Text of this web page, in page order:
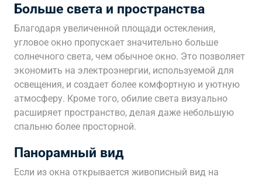
Больше света и пространства
Благодаря увеличенной площади остекления,
угловое окно пропускает значительно больше
солнечного света, чем обычное окно. Это позволяет
экономить на электроэнергии, используемой для
освещения, и создает более комфортную и уютную
атмосферу. Кроме того, обилие света визуально
расширяет пространство, делая даже небольшую
спальню более просторной.
Панорамный вид
Если из окна открывается живописный вид на